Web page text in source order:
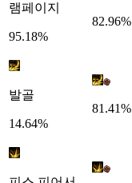
램페이지
95.18%
82.96%
발골
14.64%
81.41%